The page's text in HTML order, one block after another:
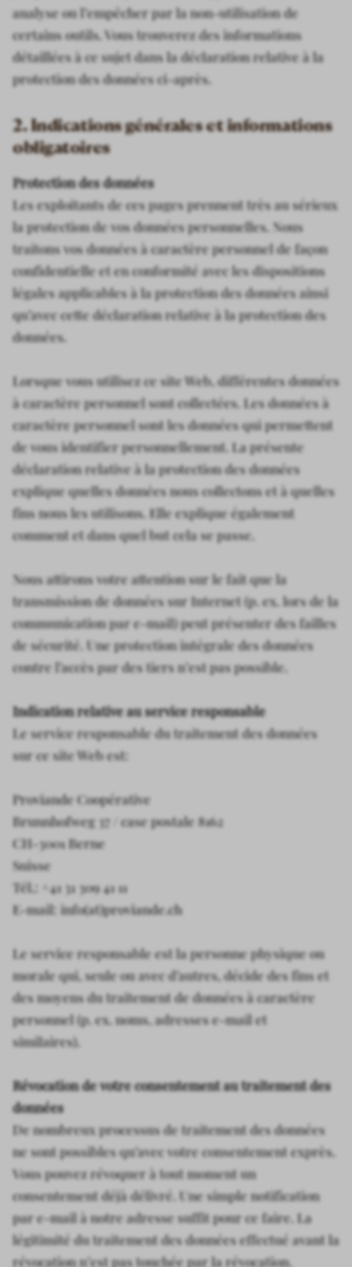
analyse ou l’empêcher par la non-utilisation de
certains outils. Vous trouverez des informations
détaillées à ce sujet dans la déclaration relative à la
protection des données ci-après.
2. Indications générales et informations
obligatoires
Protection des données
Les exploitants de ces pages prennent très au sérieux
la protection de vos données personnelles. Nous
traitons vos données à caractère personnel de façon
confidentielle et en conformité avec les dispositions
légales applicables à la protection des données ainsi
qu’avec cette déclaration relative à la protection des
données.
Lorsque vous utilisez ce site Web, différentes données
à caractère personnel sont collectées. Les données à
caractère personnel sont les données qui permettent
de vous identifier personnellement. La présente
déclaration relative à la protection des données
explique quelles données nous collectons et à quelles
fins nous les utilisons. Elle explique également
comment et dans quel but cela se passe.
Nous attirons votre attention sur le fait que la
transmission de données sur Internet (p. ex. lors de la
communication par e-mail) peut présenter des failles
de sécurité. Une protection intégrale des données
contre l’accès par des tiers n’est pas possible.
Indication relative au service responsable
Le service responsable du traitement des données
sur ce site Web est:
Proviande Coopérative
Brunnhofweg 37 / case postale 8162
CH-3001 Berne
Suisse
Tél.: +41 31 309 41 11
E-mail: info(at)proviande.ch
Le service responsable est la personne physique ou
morale qui, seule ou avec d’autres, décide des fins et
des moyens du traitement de données à caractère
personnel (p. ex. noms, adresses e-mail et
similaires).
Révocation de votre consentement au traitement des
données
De nombreux processus de traitement des données
ne sont possibles qu’avec votre consentement exprès.
Vous pouvez révoquer à tout moment un
consentement déjà délivré. Une simple notification
par e-mail à notre adresse suffit pour ce faire. La
légitimité du traitement des données effectué avant la
révocation n’est pas touchée par la révocation.